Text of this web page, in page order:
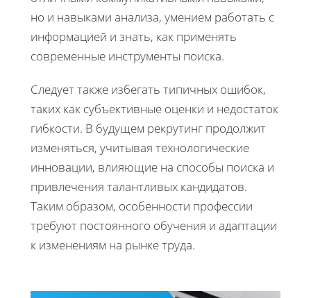
но и навыками анализа, умением работать с
информацией и знать, как применять
современные инструменты поиска.
Следует также избегать типичных ошибок,
таких как субъективные оценки и недостаток
гибкости. В будущем рекрутинг продолжит
изменяться, учитывая технологические
инновации, влияющие на способы поиска и
привлечения талантливых кандидатов.
Таким образом, особенности профессии
требуют постоянного обучения и адаптации
к изменениям на рынке труда.